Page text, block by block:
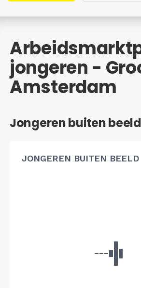
jongeren -
Amsterdam
Jongeren buiten beeld
JONGEREN BUITEN BEELD